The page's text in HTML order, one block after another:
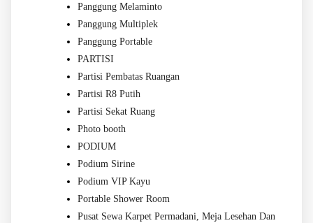
Panggung Melaminto
Panggung Multiplek
Panggung Portable
PARTISI
Partisi Pembatas Ruangan
Partisi R8 Putih
Partisi Sekat Ruang
Photo booth
PODIUM
Podium Sirine
Podium VIP Kayu
Portable Shower Room
Pusat Sewa Karpet Permadani, Meja Lesehan Dan